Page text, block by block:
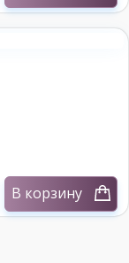
В корзину